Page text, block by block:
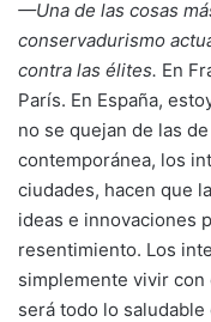
—Una de las cosas
conservadurismo
contra las élites. En
París. En España,
no se quejan de las
contemporánea, los
ciudades, hacen que
ideas e innovaciones
resentimiento. Los
simplemente vivir
será todo lo